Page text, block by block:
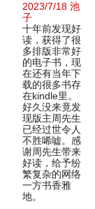
2023/7/18 池
子
十年前发现好
读，获得了很
多排版非常好
的电子书，现
在还有当年下
载的很多书存
在kindle里。
好久没来竟发
现版主周先生
已经过世令人
不胜唏嘘。感
谢周先生带来
好读，给予纷
繁复杂的网络
一方书香雅
地。